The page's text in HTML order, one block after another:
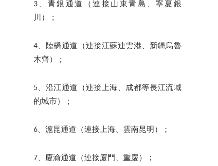
3、青銀通道（連接山東青島、寧夏銀
川）；
4、陸橋通道（連接江蘇連雲港、新疆烏魯
木齊）；
5、沿江通道（連接上海、成都等長江流域
的城市）；
6、滬昆通道（連接上海、雲南昆明）；
7、廈渝通道（連接廈門、重慶）；